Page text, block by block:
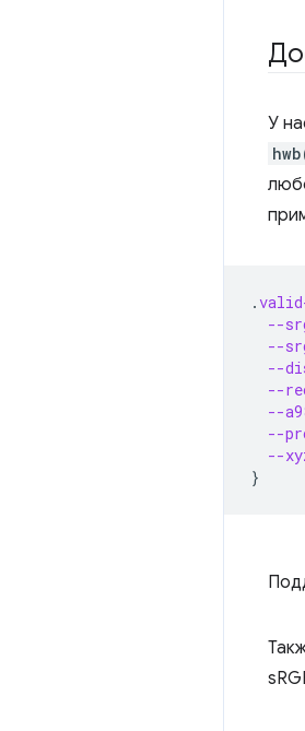
У
.
--
--
--
--
--
--
--
}